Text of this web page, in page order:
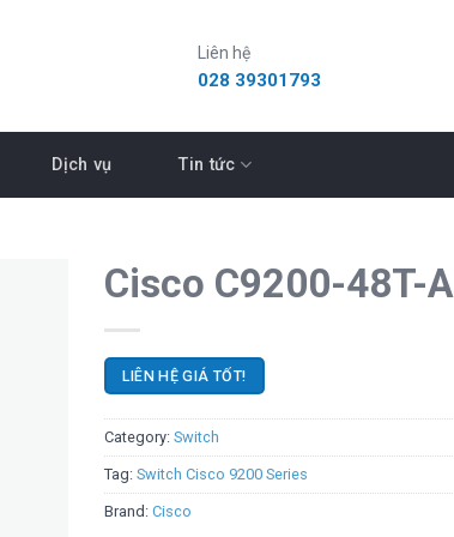
Liên hệ
028 39301793
Dịch vụ Tin tức
Cisco C9200-48T-A
LIÊN HỆ GIÁ TỐT!
Category: Switch
Tag: Switch Cisco 9200 Series
Brand: Cisco